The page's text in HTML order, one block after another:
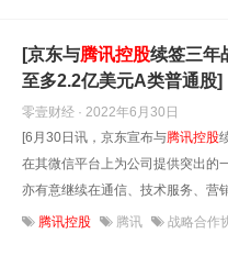
[京东与腾讯控股续签三年
至多2.2亿美元A类普通股]
零壹财经 · 2022年6月30日
[6月30日讯，京东宣布与腾讯控股
在其微信平台上为公司提供突出的
亦有意继续在通信、技术服务、营
腾讯控股 腾讯 战略合作